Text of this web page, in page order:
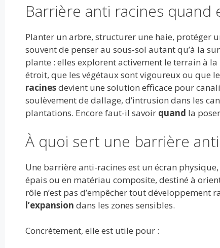
e
b
o
o
k
itt
er
ai
l
d
di
t
m
bl
r
k
e
dI
n
at
s
A
p
p
ta
g
er
Barrière anti racines
Planter un arbre, structurer une haie, protéger
souvent de penser au sous-sol autant qu’à la
plante : elles explorent activement le terrain à la
étroit, que les végétaux sont vigoureux ou que
racinesdevient une solution efficace pour
soulèvement de dallage, d’intrusion dans les
plantations. Encore faut-il savoir quand la
À quoi sert une barrière
Une barrière anti-racines est un écran
épais ou en matériau composite, destiné à
rôle n’est pas d’empêcher tout
l’expansion dans les zones sensibles.
Concrètement, elle est utile pour :